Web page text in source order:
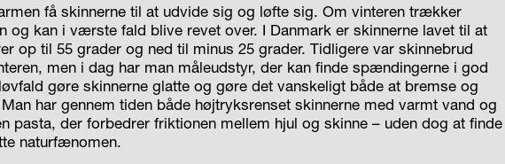
få skinnerne til at udvide sig og løfte sig. Om vinteren trækker
og kan i værste fald blive revet over. I Danmark er skinnerne lavet til at
op til 55 grader og ned til minus 25 grader. Tidligere var skinnebrud
men i dag har man måleudstyr, der kan finde spændingerne i god
gøre skinnerne glatte og gøre det vanskeligt både at bremse og
har gennem tiden både højtryksrenset skinnerne med varmt vand og
pasta, der forbedrer friktionen mellem hjul og skinne – uden dog at finde
naturfænomen.